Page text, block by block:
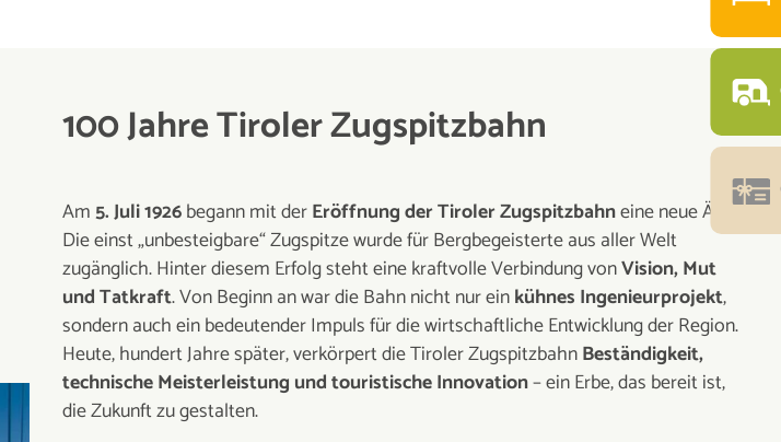
100 Jahre Tiroler Zugspitzbahn
Am5. Juli 1926begann mit derEröffnung der Tiroler Zugspitzbahneine neue Ära:
Die einst „unbesteigbare“ Zugspitze wurde für Bergbegeisterte aus aller Welt
zugänglich. Hinter diesem Erfolg steht eine kraftvolle Verbindung vonVision, Mut
und Tatkraft. Von Beginn an war die Bahn nicht nur einkühnes Ingenieurprojekt,
sondern auch ein bedeutender Impuls für die wirtschaftliche Entwicklung der Region.
Heute, hundert Jahre später, verkörpert die Tiroler ZugspitzbahnBeständigkeit,
technische Meisterleistung und touristische Innovation– ein Erbe, das bereit ist,
die Zukunft zu gestalten.